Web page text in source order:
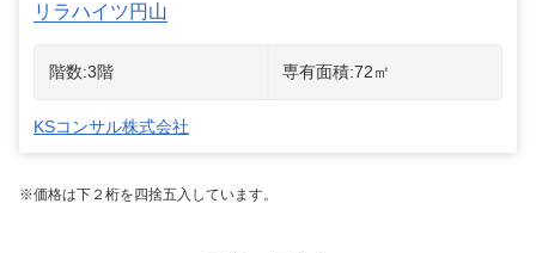
リラハイツ円山
階数:3階 専有面積:72㎡
KSコンサル株式会社
※価格は下２桁を四捨五入しています。